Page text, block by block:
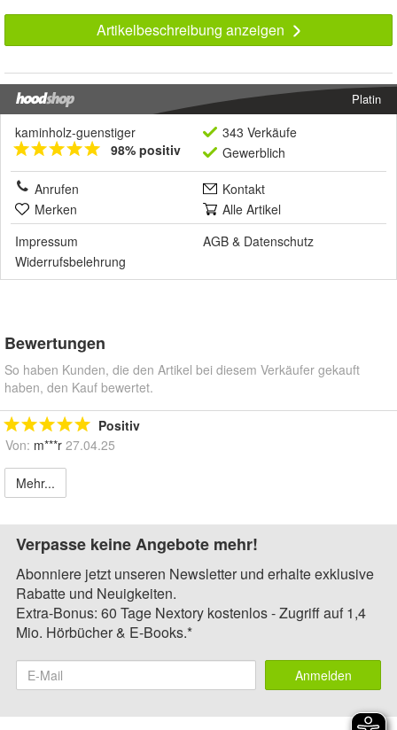
Artikelbeschreibung anzeigen
Platin
kaminholz-guenstiger
98% positiv
343 Verkäufe
Gewerblich
Anrufen
Kontakt
Merken
Alle Artikel
Impressum
AGB & Datenschutz
Widerrufsbelehrung
Bewertungen
So haben Kunden, die den Artikel bei diesem Verkäufer gekauft
haben, den Kauf bewertet.
Positiv
Von: m***r 27.04.25
Mehr...
Verpasse keine Angebote mehr!
Abonniere jetzt unseren Newsletter und erhalte exklusive
Rabatte und Neuigkeiten.
Extra-Bonus: 60 Tage Nextory kostenlos - Zugriff auf 1,4
Mio. Hörbücher & E-Books.*
Anmelden